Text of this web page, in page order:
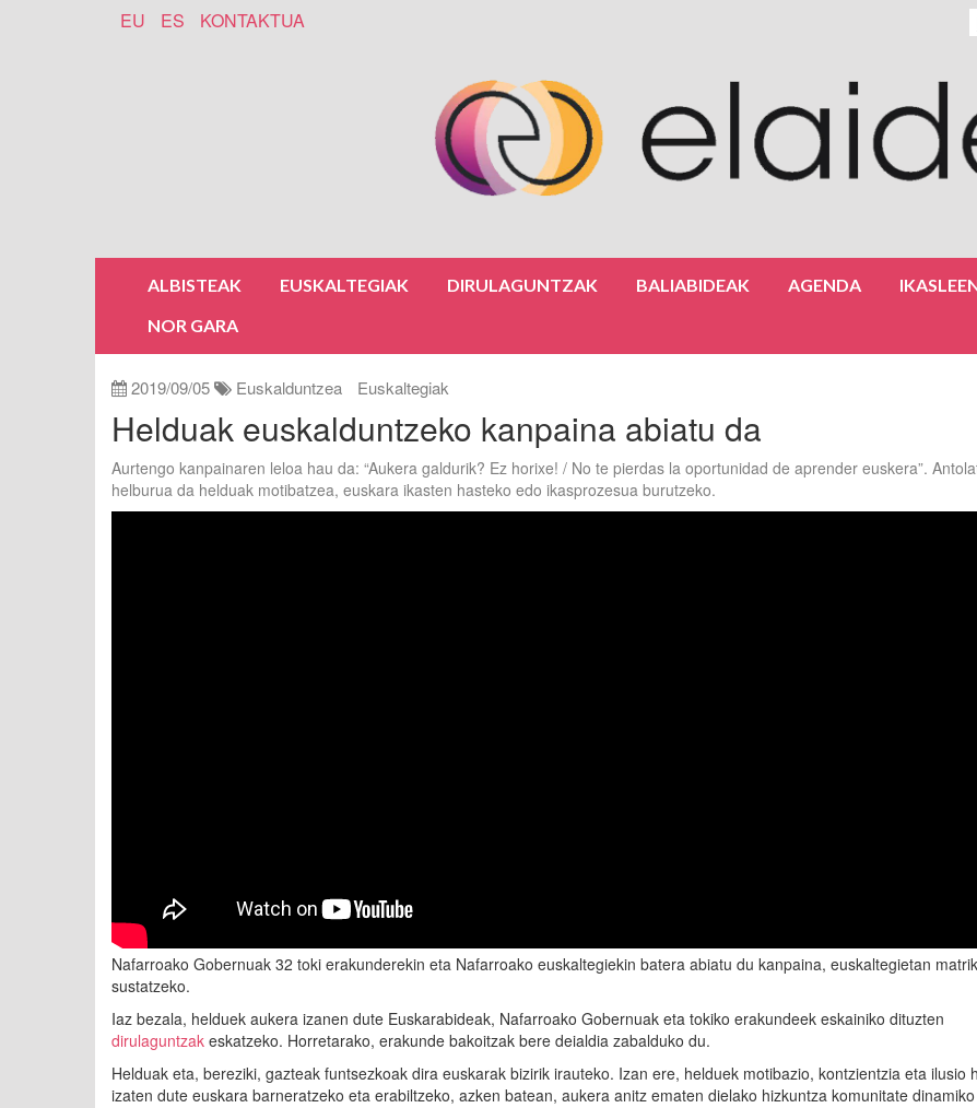
EU ES KONTAKTUA
ALBISTEAK EUSKALTEGIAK DIRULAGUNTZAK BALIABIDEAK AGENDA
NOR GARA
2019/09/05 Euskalduntzea Euskaltegiak
Helduak euskalduntzeko kanpaina abiatu da
Aurtengo kanpainaren leloa hau da: “Aukera galdurik? Ez horixe! / No te pierdas la oportunidad de aprender euskera”.
helburua da helduak motibatzea, euskara ikasten hasteko edo ikasprozesua burutzeko.
Nafarroako Gobernuak 32 toki erakunderekin eta Nafarroako euskaltegiekin batera abiatu du kanpaina, euskaltegietan
sustatzeko.
Iaz bezala, helduek aukera izanen dute Euskarabideak, Nafarroako Gobernuak eta tokiko erakundeek eskainiko dituzten
dirulaguntzak eskatzeko. Horretarako, erakunde bakoitzak bere deialdia zabalduko du.
Helduak eta, bereziki, gazteak funtsezkoak dira euskarak bizirik irauteko. Izan ere, helduek motibazio, kontzientzia eta ilusio
izaten dute euskara barneratzeko eta erabiltzeko, azken batean, aukera anitz ematen dielako hizkuntza komunitate